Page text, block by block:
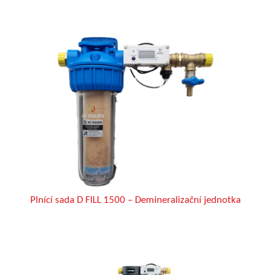
Plnící sada D FILL 1500 – Demineralizační jednotka